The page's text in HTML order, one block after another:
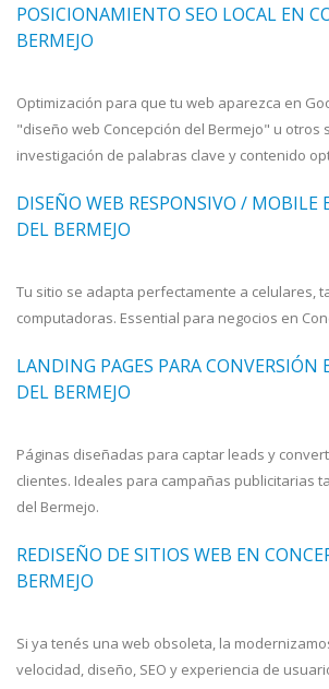
POSICIONAMIENTO SEO LOCAL EN
BERMEJO
Optimización para que tu web aparezca en
"diseño web Concepción del Bermejo" u otros
investigación de palabras clave y contenido
DISEÑO WEB RESPONSIVO / MOBILE
DEL BERMEJO
Tu sitio se adapta perfectamente a celulares,
computadoras. Essential para negocios en
LANDING PAGES PARA CONVERSIÓN
DEL BERMEJO
Páginas diseñadas para captar leads y
clientes. Ideales para campañas publicitarias
del Bermejo.
REDISEÑO DE SITIOS WEB EN
BERMEJO
Si ya tenés una web obsoleta, la
velocidad, diseño, SEO y experiencia de